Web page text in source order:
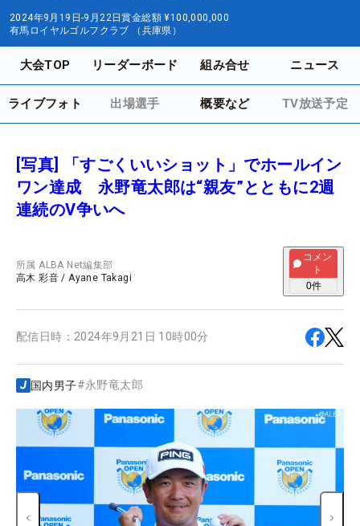
2024年9月19日-9月22日賞金総額 ¥100,000,000
有馬ロイヤルゴルフクラブ （兵庫県）
大会TOP リーダーボード 組み合せ ニュース
ライブフォト 出場選手 概要など TV放送予定
[写真] 「すごくいいショット」でホールイン
ワン達成 永野竜太郎は“親友”とともに2週
連続のV争いへ
所属ALBA Net編集部
高木 彩音 /Ayane Takagi
コメン
ト
0件
配信日時： 2024年9月21日 10時00分
国内男子#永野竜太郎